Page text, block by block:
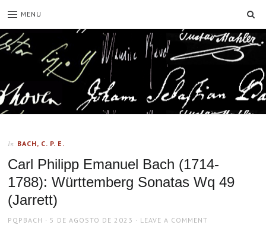
MENU
In BACH, C. P. E.
Carl Philipp Emanuel Bach (1714-
1788): Württemberg Sonatas Wq 49
(Jarrett)
AUTHOR
PQPBACH
POSTED
5 DE AGOSTO DE 2023 LEAVE A COMMENT